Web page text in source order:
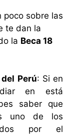
poco sobre las
te dan la
la Beca 18
Perú: Si en
en está
saber que
uno de los
por el